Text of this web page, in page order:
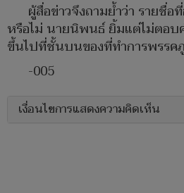
ผู้สื่อข่าวจึงถามย้ำว่า รายชื่อ
หรือไม่ นายนิพนธ์ ยิ้มแต่ไม่ตอบ
ขึ้นไปที่ชั้นบนของที่ทำการพรรค
-005
เงื่อนไขการแสดงความคิดเห็น